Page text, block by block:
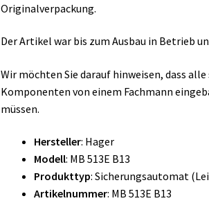
Originalverpackung.
Der Artikel war bis zum Ausbau in Betrieb
Wir möchten Sie darauf hinweisen, dass
Komponenten von einem Fachmann
müssen.
Hersteller: Hager
Modell: MB 513E B13
Produkttyp: Sicherungsautomat
Artikelnummer: MB 513E B13